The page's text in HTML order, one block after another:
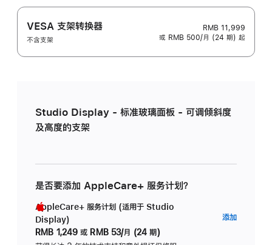
VESA 支架转换器
不含支架
RMB 11,999
或 RMB 500/月 (24 期) 起
Studio Display - 标准玻璃面板 - 可调倾斜度
及高度的支架
是否要添加 AppleCare+ 服务计划？
AppleCare+ 服务计划 (适用于 Studio
Display)
RMB 1,249 或 RMB 53/月 (24 期)
添加